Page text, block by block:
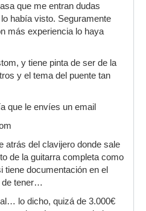
que me entran dudas
había visto. Seguramente
más experiencia lo haya
y tiene pinta de ser de la
y el tema del puente tan
que le envíes un email
atrás del clavijero donde sale
de la guitarra completa como
tiene documentación en el
de tener…
lo dicho, quizá de 3.000€